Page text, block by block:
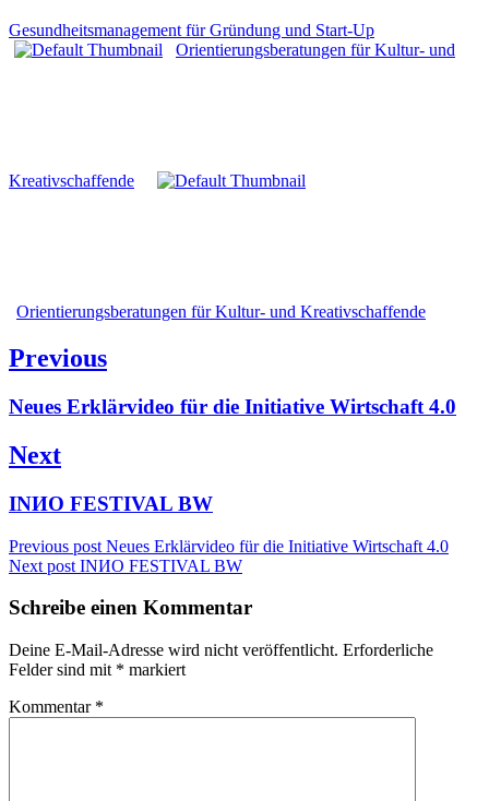
Gesundheitsmanagement für Gründung und Start-Up
Orientierungsberatungen für Kultur- und
Kreativschaffende
Orientierungsberatungen für Kultur- und Kreativschaffende
Beitragsnavigation
Previous
Previous
Neues Erklärvideo für die Initiative Wirtschaft 4.0
Next
Next
INИO FESTIVAL BW
Previous post Neues Erklärvideo für die Initiative Wirtschaft 4.0
Next post INИO FESTIVAL BW
Schreibe einen Kommentar
Deine E-Mail-Adresse wird nicht veröffentlicht. Erforderliche
Felder sind mit * markiert
Kommentar *